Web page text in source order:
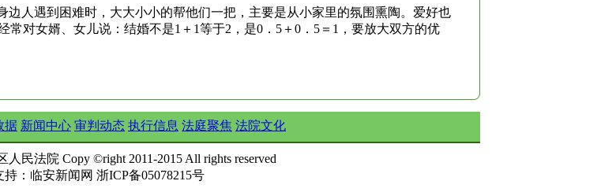
边人遇到困难时，大大小小的帮他们一把，主要是从小家里的氛围熏陶。爱好也
对女婿、女儿说：结婚不是1＋1等于2，是0．5＋0．5＝1，要放大双方的优
据 新闻中心 审判动态 执行信息 法庭聚焦 法院文化
民法院 Copy ©right 2011-2015 All rights reserved
持：临安新闻网 浙ICP备05078215号